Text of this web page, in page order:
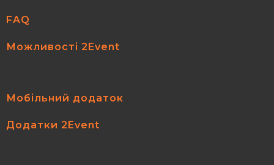
FAQ
Можливості 2Event
Мобільний додаток
Додатки 2Event